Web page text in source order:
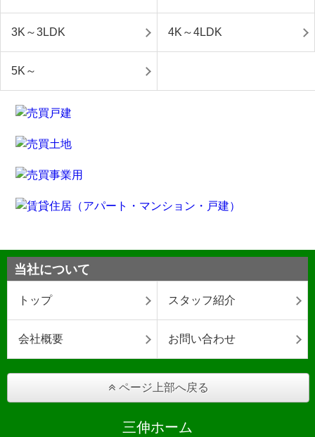
3K～3LDK 4K～4LDK
5K～
当社について
トップ スタッフ紹介
会社概要 お問い合わせ
ページ上部へ戻る
三伸ホーム